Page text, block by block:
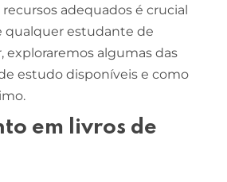
recursos adequados é crucial
qualquer estudante de
exploraremos algumas das
estudo disponíveis e como
em livros de